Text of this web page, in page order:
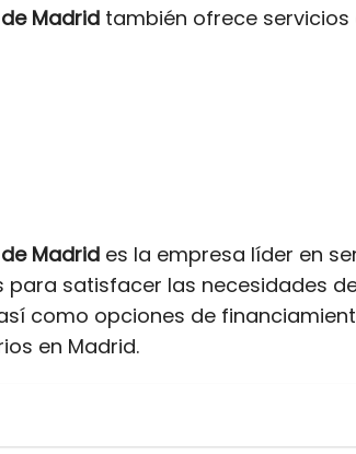
Madrid también ofrece
Madrid es la empresa líder en
satisfacer las necesidades
como opciones de
en Madrid.